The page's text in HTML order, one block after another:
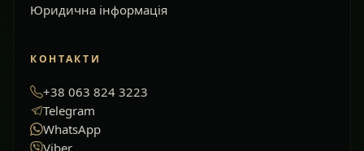
Юридична інформація
КОНТАКТИ
+38 063 824 3223
Telegram
WhatsApp
Viber